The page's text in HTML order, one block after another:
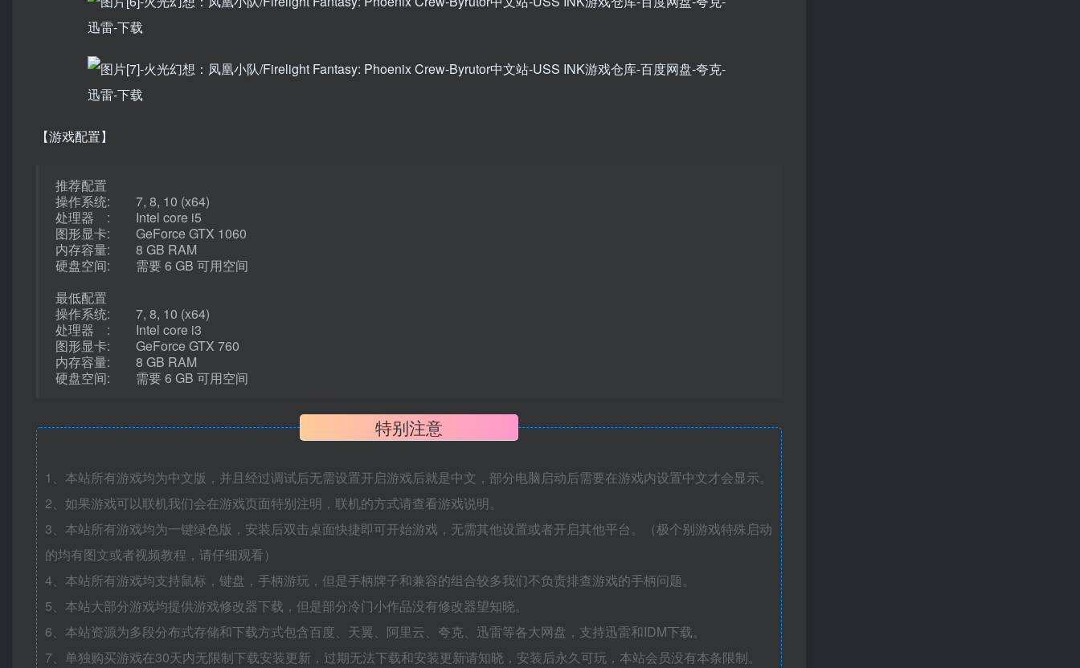
【游戏配置】
推荐配置
操作系统: 7, 8, 10 (x64)
处理器 : Intel core i5
图形显卡: GeForce GTX 1060
内存容量: 8 GB RAM
硬盘空间: 需要 6 GB 可用空间
最低配置
操作系统: 7, 8, 10 (x64)
处理器 : Intel core i3
图形显卡: GeForce GTX 760
内存容量: 8 GB RAM
硬盘空间: 需要 6 GB 可用空间
特别注意
1、本站所有游戏均为中文版，并且经过调试后无需设置开启游戏后就是中文，部分电脑启动后需要在游戏内设置中文才会显示。
2、如果游戏可以联机我们会在游戏页面特别注明，联机的方式请查看游戏说明。
3、本站所有游戏均为一键绿色版，安装后双击桌面快捷即可开始游戏，无需其他设置或者开启其他平台。（极个别游戏特殊启动
的均有图文或者视频教程，请仔细观看）
4、本站所有游戏均支持鼠标，键盘，手柄游玩，但是手柄牌子和兼容的组合较多我们不负责排查游戏的手柄问题。
5、本站大部分游戏均提供游戏修改器下载，但是部分冷门小作品没有修改器望知晓。
6、本站资源为多段分布式存储和下载方式包含百度、天翼、阿里云、夸克、迅雷等各大网盘，支持迅雷和IDM下载。
7、单独购买游戏在30天内无限制下载安装更新，过期无法下载和安装更新请知晓，安装后永久可玩，本站会员没有本条限制。